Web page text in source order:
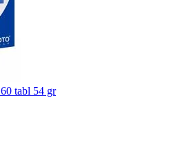
tabl 54 gr